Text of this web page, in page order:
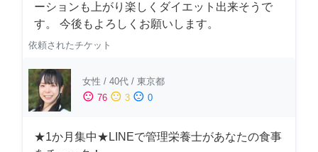
ーションも上がり楽しくダイエット出来そうで
す。 今後もよろしくお願いします。
依頼されたチケット
女性 / 40代 / 東京都
sentiment_satisfied 76 sentiment_neutral 3 sentiment_dissatisfied 0
★1か月集中★LINEで管理栄養士があなたの食事